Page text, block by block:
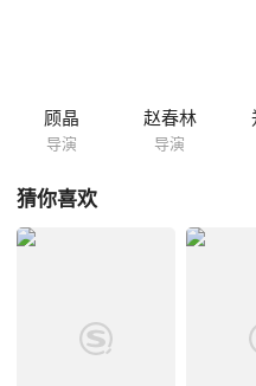
林的底细。 债务缠身的林斯民决
买楼合同，又说服债主吴总和他合
顾晶
导演
赵春林
导演
猜你喜欢